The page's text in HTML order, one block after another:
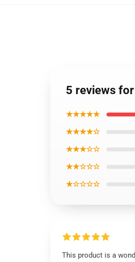
5 reviews
★★★★★
★★★★☆
★★★☆☆
★★☆☆☆
★☆☆☆☆
This product is a